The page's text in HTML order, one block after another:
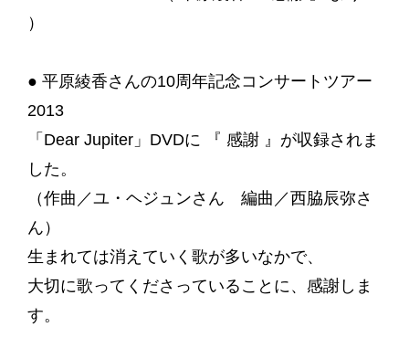
）
● 平原綾香さんの10周年記念コンサートツアー
2013
「Dear Jupiter」DVDに 『 感謝 』が収録されま
した。
（作曲／ユ・ヘジュンさん 編曲／西脇辰弥さ
ん）
生まれては消えていく歌が多いなかで、
大切に歌ってくださっていることに、感謝しま
す。